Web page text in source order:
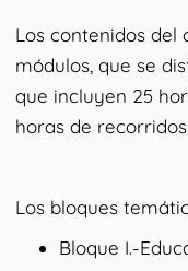
Los contenidos del
módulos, que se
que incluyen 25
horas de
Los bloques
Bloque I.-